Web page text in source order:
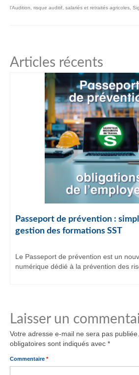
l’Audition
risque auditif salariés et retraités agricoles
Articles récents
Passeport de prévention :
gestion des formations SST
Le Passeport de prévention est un
numérique dédié à la prévention des
Laisser un
Votre adresse e-mail ne sera pas publiée.
obligatoires sont indiqués avec *
Commentaire *